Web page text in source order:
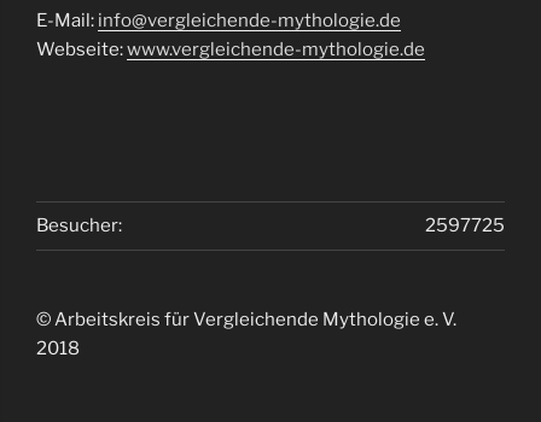
E-Mail: info@vergleichende-mythologie.de
Webseite:www.vergleichende-mythologie.de
2597725
Besucher:
© Arbeitskreis für Vergleichende Mythologie e. V.
2018